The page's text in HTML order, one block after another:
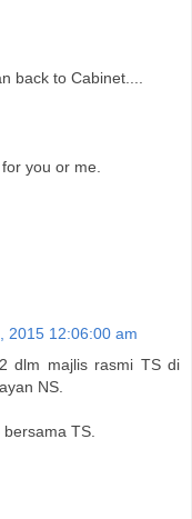
back to Cabinet....
you or me.
2015 12:06:00 am
dlm majlis rasmi TS di
NS.
TS.